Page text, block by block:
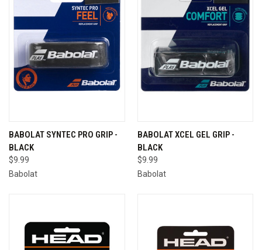
BABOLAT SYNTEC PRO GRIP -
BLACK
$9.99
Babolat
BABOLAT XCEL GEL GRIP -
BLACK
$9.99
Babolat